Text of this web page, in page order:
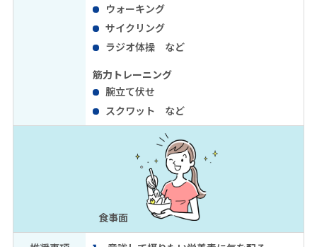
ウォーキング
サイクリング
ラジオ体操 など
筋力トレーニング
腕立て伏せ
スクワット など
食事面